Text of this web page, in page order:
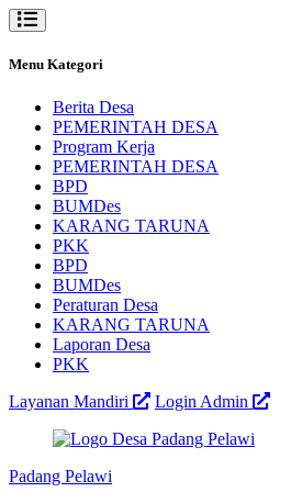
Menu Kategori
Berita Desa
PEMERINTAH DESA
Program Kerja
PEMERINTAH DESA
BPD
BUMDes
KARANG TARUNA
PKK
BPD
BUMDes
Peraturan Desa
KARANG TARUNA
Laporan Desa
PKK
Layanan Mandiri
Login Admin
Padang Pelawi